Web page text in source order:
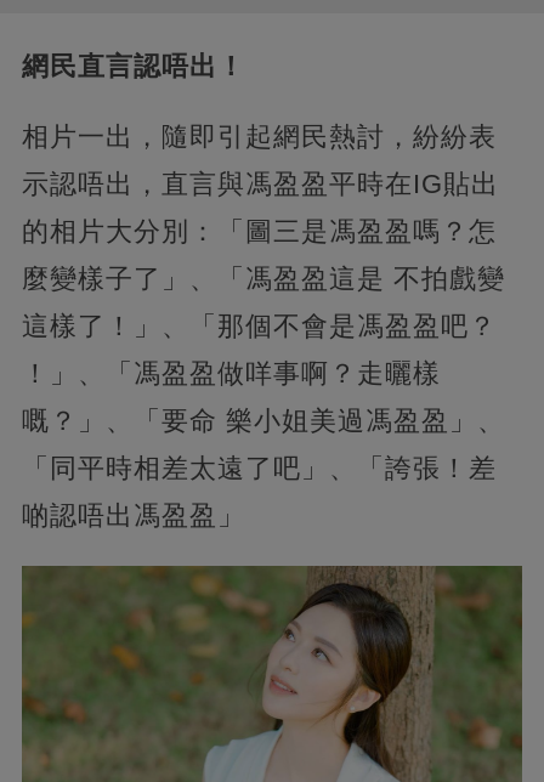
網民直言認唔出！
相片一出，隨即引起網民熱討，紛紛表
示認唔出，直言與馮盈盈平時在IG貼出
的相片大分別：「圖三是馮盈盈嗎？怎
麼變樣子了」、「馮盈盈這是 不拍戲變
這樣了！」、「那個不會是馮盈盈吧？
！」、「馮盈盈做咩事啊？走曬樣
嘅？」、「要命 樂小姐美過馮盈盈」、
「同平時相差太遠了吧」、「誇張！差
啲認唔出馮盈盈」